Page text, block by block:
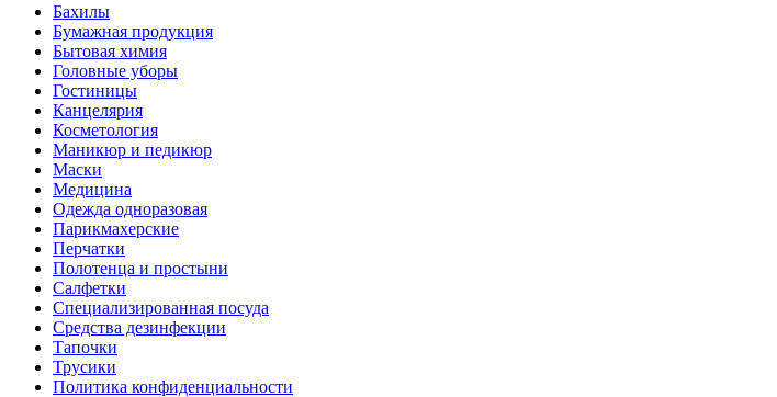
Бахилы
Бумажная продукция
Бытовая химия
Головные уборы
Гостиницы
Канцелярия
Косметология
Маникюр и педикюр
Маски
Медицина
Одежда одноразовая
Парикмахерские
Перчатки
Полотенца и простыни
Салфетки
Специализированная посуда
Средства дезинфекции
Тапочки
Трусики
Политика конфиденциальности